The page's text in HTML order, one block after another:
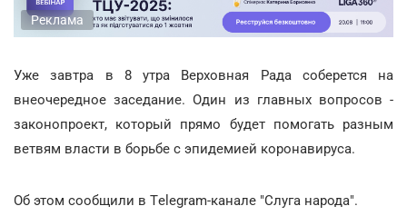
Реклама
Уже завтра в 8 утра Верховная Рада соберется на
внеочередное заседание. Один из главных вопросов -
законопроект, который прямо будет помогать разным
ветвям власти в борьбе с эпидемией коронавируса.
Об этом сообщили в Tеlegram-канале "Слуга народа".